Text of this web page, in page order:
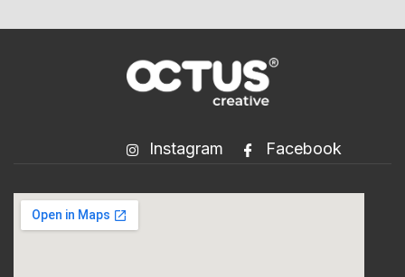
Instagram Facebook